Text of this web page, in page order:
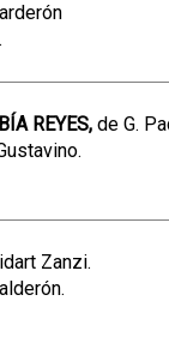
REYES, de G.
Zanzi.